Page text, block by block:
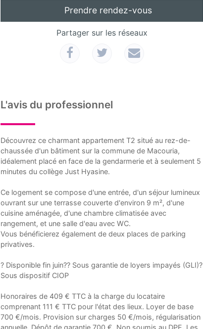
Prendre rendez-vous
Partager sur les réseaux
L'avis du professionnel
Découvrez ce charmant appartement T2 situé au rez-de-
chaussée d'un bâtiment sur la commune de Macouria,
idéalement placé en face de la gendarmerie et à seulement 5
minutes du collège Just Hyasine.
Ce logement se compose d'une entrée, d'un séjour lumineux
ouvrant sur une terrasse couverte d'environ 9 m², d'une
cuisine aménagée, d'une chambre climatisée avec
rangement, et une salle d'eau avec WC.
Vous bénéficierez également de deux places de parking
privatives.
? Disponible fin juin?? Sous garantie de loyers impayés (GLI)?
Sous dispositif CIOP
Honoraires de 409 € TTC à la charge du locataire
comprenant 111 € TTC pour l'état des lieux. Loyer de base
700 €/mois. Provision sur charges 50 €/mois, régularisation
annuelle. Dépôt de garantie 700 €. Non soumis au DPE. Les